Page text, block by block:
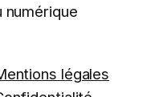
numérique
légales